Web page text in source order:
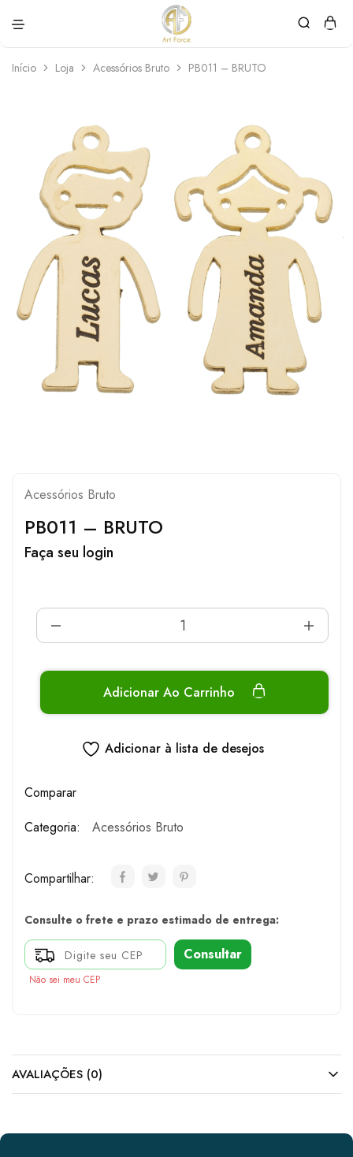
Force
personalizadas
Início Loja Acessórios Bruto PB011 – BRUTO
Acessórios Bruto
PB011 – BRUTO
Faça seu login
Adicionar Ao Carrinho
Adicionar à lista de desejos
Comparar
Categoria:
Acessórios Bruto
Compartilhar:
Consulte o frete e prazo estimado de entrega:
Consultar
Não sei meu CEP
AVALIAÇÕES (0)